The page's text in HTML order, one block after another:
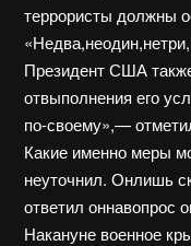
террористы должны
Президент США
отвыполнения его
по-своему»,—
Какие именно меры
неуточнил. Онлишь
ответил
Накануне военное